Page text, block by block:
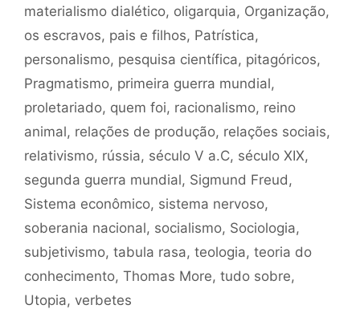
materialismo dialético, oligarquia, Organização,
os escravos, pais e filhos, Patrística,
personalismo, pesquisa científica, pitagóricos,
Pragmatismo, primeira guerra mundial,
proletariado, quem foi, racionalismo, reino
animal, relações de produção, relações sociais,
relativismo, rússia, século V a.C, século XIX,
segunda guerra mundial, Sigmund Freud ,
Sistema econômico, sistema nervoso,
soberania nacional, socialismo, Sociologia,
subjetivismo, tabula rasa, teologia, teoria do
conhecimento, Thomas More, tudo sobre,
Utopia, verbetes